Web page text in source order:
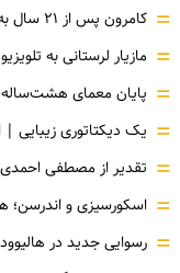
= کامرون پس از ۲۱ سال به فکر واگذاری «آواتار» افتاد
= مازیار لرستانی به
= پایان معمای
= یک دیکتاتوری زیبایی
= تقدیر از مصطفی احمدی
= اسکورسیزی و اندرسن؛
= رسوایی جدید در